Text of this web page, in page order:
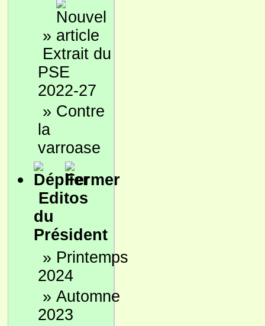
»
Extrait du
PSE
2022-27
» Contre
la
varroase
Editos
du
Président
» Printemps
2024
» Automne
2023